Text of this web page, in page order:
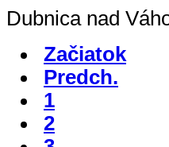
Dubnica nad
Začiatok
Predch.
1
2